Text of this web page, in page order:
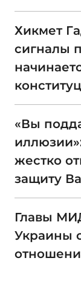
Хикмет
сигналы
«Вы
жестко
защиту
Главы
Украины